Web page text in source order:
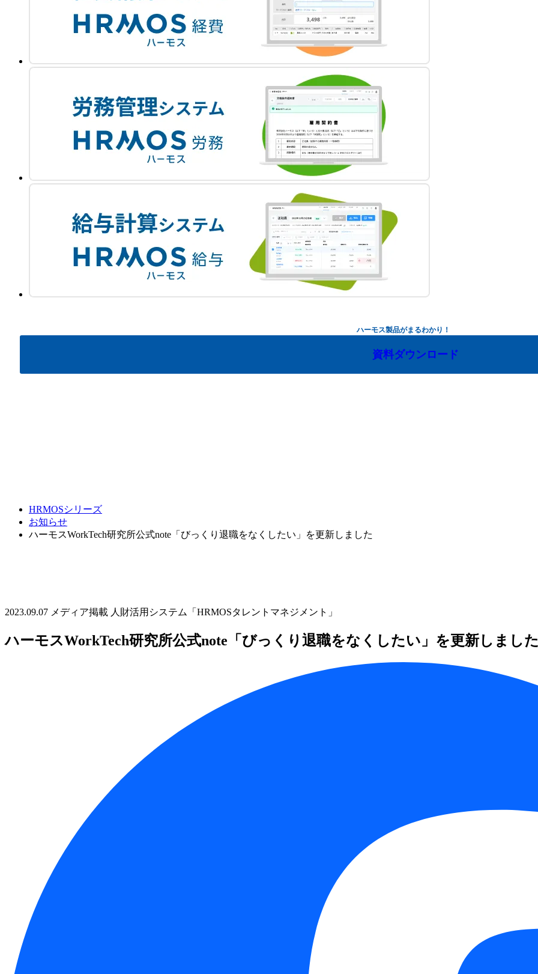
ハーモス製品がまるわかり！
資料ダウンロード
HRMOSシリーズ
お知らせ
ハーモスWorkTech研究所公式note「びっくり退職をなくしたい」を更新しました
2023.09.07 メディア掲載 人財活用システム「HRMOSタレントマネジメント」
ハーモスWorkTech研究所公式note「びっくり退職をなくしたい」を更新しまし